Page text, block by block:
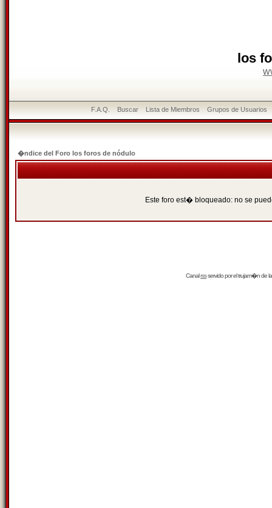
los
F.A.Q. Buscar Lista de Miembros Grupos de Usuarios
�ndice del Foro los foros de nódulo
Este foro est� bloqueado: no se
Canalrssservido por eltrujam�nde